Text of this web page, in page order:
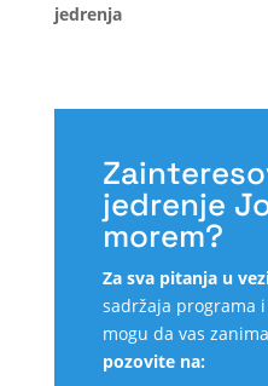
jedrenja
jedrenje
morem?
Za sva pitanja u
sadržaja programa
mogu da vas
pozovite na: